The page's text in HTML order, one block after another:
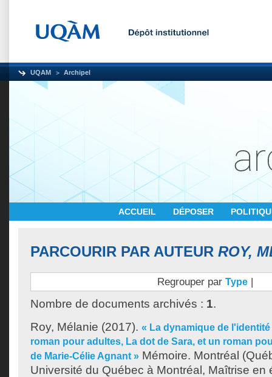
UQAM Archipel
ACCUEIL DÉPOSER
PARCOURIR PAR AUTEUR ROY,
Regrouper par Type |
Nombre de documents archivés : 1.
Roy, Mélanie (2017). « La dynamique de
roman pour adultes, La dot de Sara, et un roman
de Marie-Célie Agnant » Mémoire. Montréal
Université du Québec à Montréal, Maîtrise en